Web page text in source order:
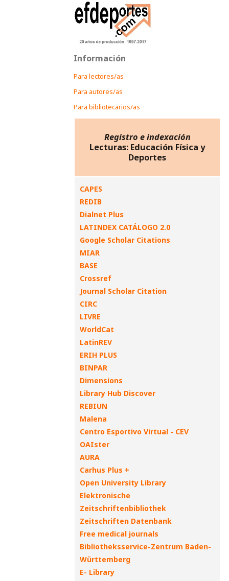
Información
Para lectores/as
Para autores/as
Para bibliotecarios/as
Registro e indexación
Lecturas: Educación Física y
Deportes
CAPES
REDIB
Dialnet Plus
LATINDEX CATÁLOGO 2.0
Google Scholar Citations
MIAR
BASE
Crossref
Journal Scholar Citation
CIRC
LIVRE
WorldCat
LatinREV
ERIH PLUS
BINPAR
Dimensions
Library Hub Discover
REBIUN
Malena
Centro Esportivo Virtual - CEV
OAIster
AURA
Carhus Plus +
Open University Library
Elektronische
Zeitschriftenbibliothek
Zeitschriften Datenbank
Free medical journals
Bibliotheksservice-Zentrum Baden-
Württemberg
E- Library